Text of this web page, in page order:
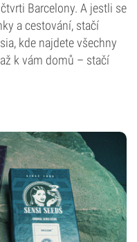
Barcelony. A jestli se
a cestování, stačí
kde najdete všechny
k vám domů – stačí